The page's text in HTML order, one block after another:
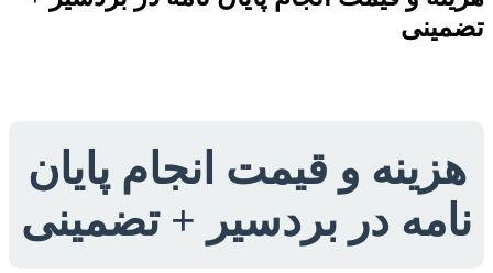
تضمینی
هزینه و قیمت انجام پایان
نامه در بردسیر + تضمینی